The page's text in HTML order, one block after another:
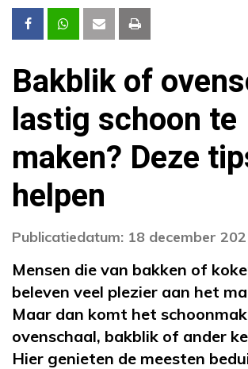
Bakblik of
lastig schoon te
maken? Deze
helpen
Publicatiedatum: 18 december
Mensen die van bakken of
beleven veel plezier aan het
Maar dan komt het
ovenschaal, bakblik of ander
Hier genieten de meesten